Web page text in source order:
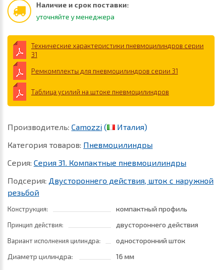
Наличие и срок поставки:
уточняйте у менеджера
Технические характеристики пневмоцилиндров серии
31
Ремкомплекты для пневмоцилиндров серии 31
Таблица усилий на штоке пневмоцилиндров
Производитель: Camozzi (
Италия)
Категория товаров: Пневмоцилиндры
Серия: Серия 31. Компактные пневмоцилиндры
Подсерия: Двустороннего действия, шток с наружной
резьбой
Конструкция: компактный профиль
Принцип действия: двустороннего действия
Вариант исполнения цилиндра:
односторонний шток
Диаметр цилиндра:
16 мм